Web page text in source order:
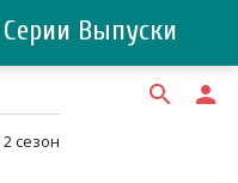
Выпуски
search person
сезон